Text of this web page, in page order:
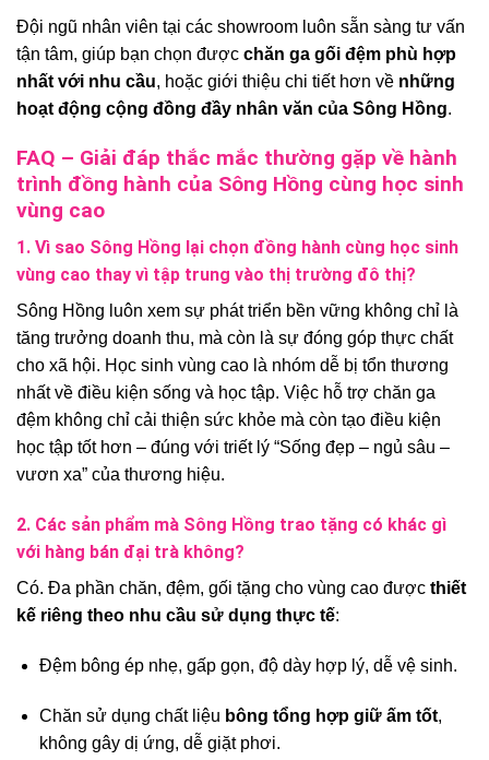
Đội ngũ nhân viên tại các showroom luôn sẵn sàng tư vấn
tận tâm, giúp bạn chọn được chăn ga gối đệm phù hợp
nhất với nhu cầu, hoặc giới thiệu chi tiết hơn về những
hoạt động cộng đồng đầy nhân văn của Sông Hồng.
FAQ – Giải đáp thắc mắc thường gặp về hành
trình đồng hành của Sông Hồng cùng học sinh
vùng cao
1. Vì sao Sông Hồng lại chọn đồng hành cùng học sinh
vùng cao thay vì tập trung vào thị trường đô thị?
Sông Hồng luôn xem sự phát triển bền vững không chỉ là
tăng trưởng doanh thu, mà còn là sự đóng góp thực chất
cho xã hội. Học sinh vùng cao là nhóm dễ bị tổn thương
nhất về điều kiện sống và học tập. Việc hỗ trợ chăn ga
đệm không chỉ cải thiện sức khỏe mà còn tạo điều kiện
học tập tốt hơn – đúng với triết lý “Sống đẹp – ngủ sâu –
vươn xa” của thương hiệu.
2. Các sản phẩm mà Sông Hồng trao tặng có khác gì
với hàng bán đại trà không?
Có. Đa phần chăn, đệm, gối tặng cho vùng cao được thiết
kế riêng theo nhu cầu sử dụng thực tế:
Đệm bông ép nhẹ, gấp gọn, độ dày hợp lý, dễ vệ sinh.
Chăn sử dụng chất liệu bông tổng hợp giữ ấm tốt,
không gây dị ứng, dễ giặt phơi.